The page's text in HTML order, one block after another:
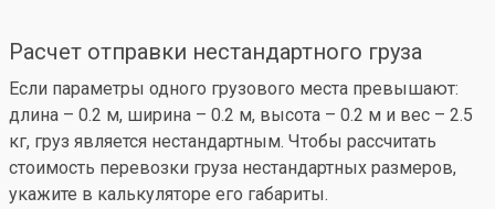
Расчет отправки нестандартного груза
Если параметры одного грузового места превышают:
длина – 0.2 м, ширина – 0.2 м, высота – 0.2 м и вес – 2.5
кг, груз является нестандартным. Чтобы рассчитать
стоимость перевозки груза нестандартных размеров,
укажите в калькуляторе его габариты.